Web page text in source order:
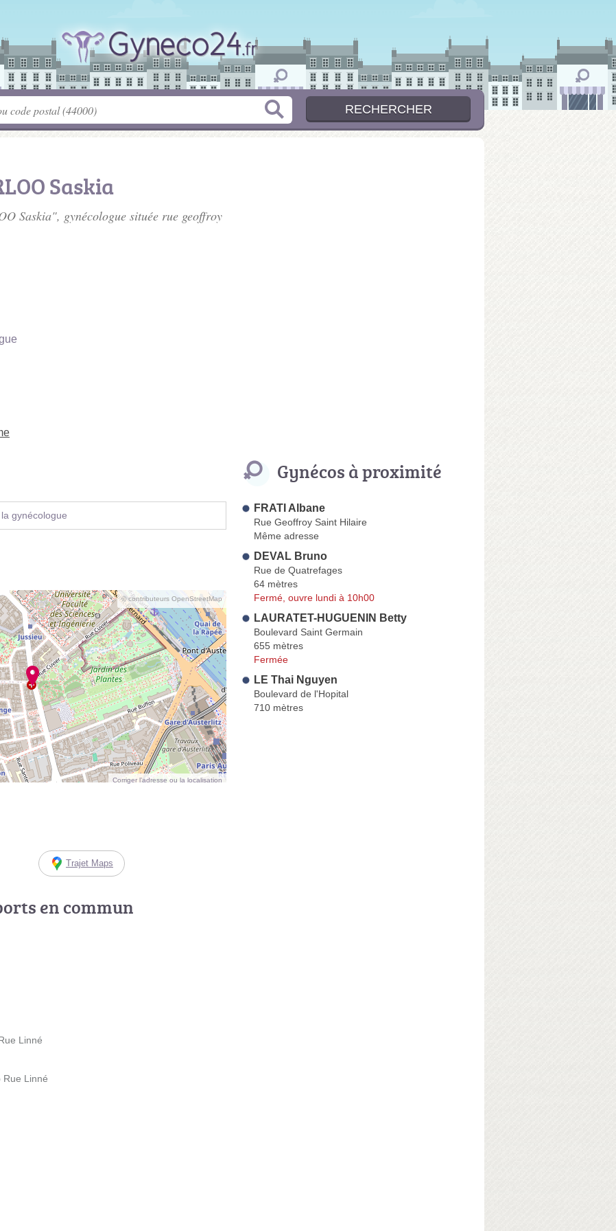
Saskia
Saskia", gynécologue située rue geoffroy
gynécologue
© contributeurs OpenStreetMap
Corriger l’adresse ou la localisation
Trajet Maps
en commun
Linné
Rue Linné
Gynécos à proximité
FRATI Albane
Rue Geoffroy Saint Hilaire
Même adresse
DEVAL Bruno
Rue de Quatrefages
64 mètres
Fermé, ouvre lundi à 10h00
LAURATET-HUGUENIN Betty
Boulevard Saint Germain
655 mètres
Fermée
LE Thai Nguyen
Boulevard de l'Hopital
710 mètres